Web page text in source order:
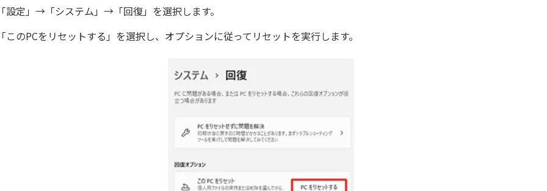
設定」→「システム」→「回復」を選択します。
このPCをリセットする」を選択し、オプションに従ってリセットを実行します。